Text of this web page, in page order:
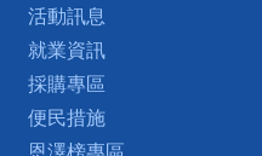
活動訊息
就業資訊
採購專區
便民措施
恩澤榜專區